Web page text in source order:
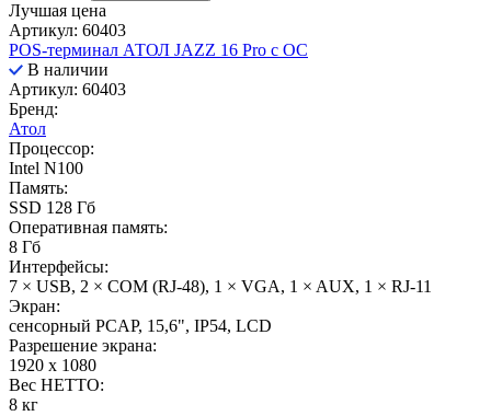
Лучшая цена
Артикул: 60403
POS-терминал АТОЛ JAZZ 16 Pro с ОС
В наличии
Артикул: 60403
Бренд:
Атол
Процессор:
Intel N100
Память:
SSD 128 Гб
Оперативная память:
8 Гб
Интерфейсы:
7 × USB, 2 × COM (RJ-48), 1 × VGA, 1 × AUX, 1 × RJ-11
Экран:
сенсорный PCAP, 15,6", IP54, LCD
Разрешение экрана:
1920 x 1080
Вес НЕТТО:
8 кг